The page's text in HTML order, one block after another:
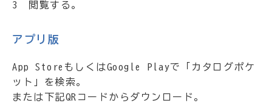
3 閲覧する。
アプリ版
App StoreもしくはGoogle Playで「カタログポケ
ット」を検索。
または下記QRコードからダウンロード。